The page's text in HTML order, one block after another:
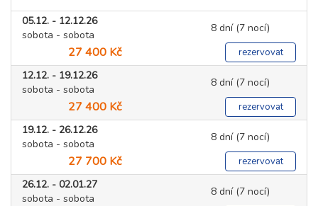
05.12. - 12.12.26
sobota - sobota
8 dní (7 nocí)
27 400 Kč rezervovat
12.12. - 19.12.26
sobota - sobota
8 dní (7 nocí)
27 400 Kč rezervovat
19.12. - 26.12.26
sobota - sobota
8 dní (7 nocí)
27 700 Kč rezervovat
26.12. - 02.01.27
sobota - sobota
8 dní (7 nocí)